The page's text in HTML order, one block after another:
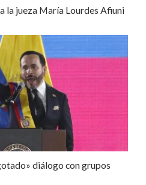
la jueza María Lourdes Afiuni
diálogo con grupos